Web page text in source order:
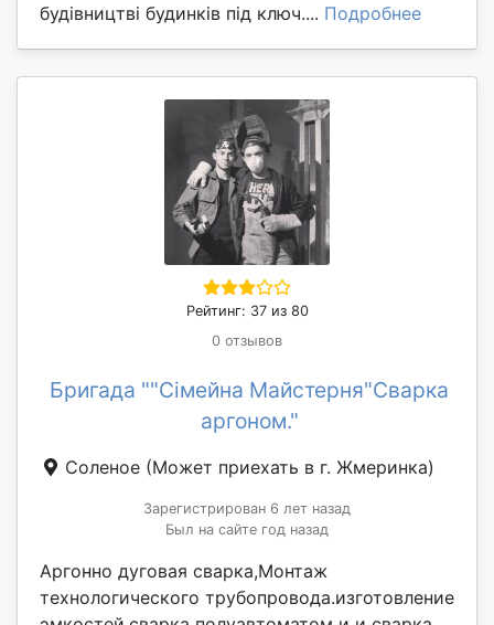
будівництві будинків під ключ.... Подробнее
Рейтинг: 37 из 80
0 отзывов
Бригада ""Сімейна Майстерня"Сварка
аргоном."
Соленое (Может приехать в г. Жмеринка)
Зарегистрирован 6 лет назад
Был на сайте год назад
Аргонно дуговая сварка,Монтаж
технологического трубопровода.изготовление